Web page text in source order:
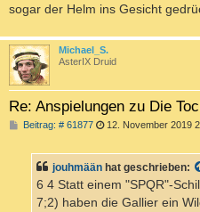
sogar der Helm ins Gesicht
Michael_S.
AsterIX Druid
Re: Anspielungen zu Die
Beitrag: # 61877B
r
a
12. November 2019
jouhmään hat geschrieben:
6 4 Statt einem "SPQR"-
7;2) haben die Gallier ein